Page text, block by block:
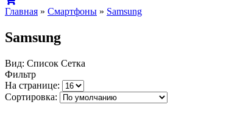
Главная » Смартфоны » Samsung
Samsung
Вид: Список Сетка
Фильтр
На странице:
Сортировка: